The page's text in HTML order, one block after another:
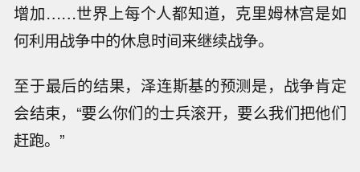
增加……世界上每个人都知道，克里姆林宫是如
何利用战争中的休息时间来继续战争。
至于最后的结果，泽连斯基的预测是，战争肯定
会结束，“要么你们的士兵滚开，要么我们把他们
赶跑。”